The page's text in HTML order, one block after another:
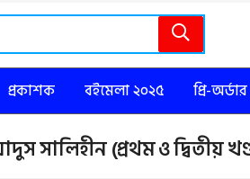
প্রকাশক বইমেলা ২০২৫ প্রি-অর্ডার
সালিহীন (প্রথম ও দ্বিতীয়